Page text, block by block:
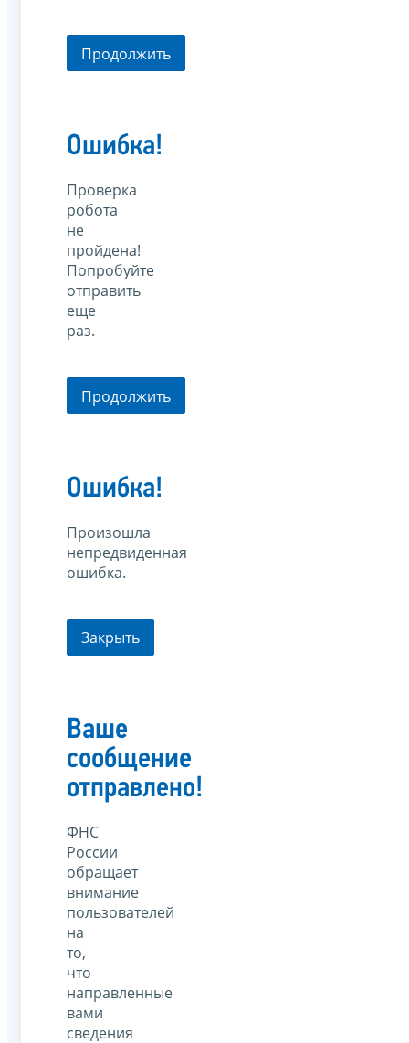
Продолжить
Ошибка!
Проверка
робота
не
пройдена!
Попробуйте
отправить
еще
раз.
Продолжить
Ошибка!
Произошла
непредвиденная
ошибка.
Закрыть
Ваше
сообщение
отправлено!
ФНС
России
обращает
внимание
пользователей
на
то,
что
направленные
вами
сведения